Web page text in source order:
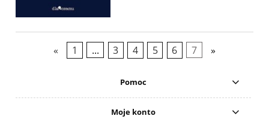
« 1 ... 3 4 5 6 7 »
Pomoc
Moje konto